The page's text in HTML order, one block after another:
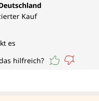
von 5 von 5
Kauf
es
hilfreich?